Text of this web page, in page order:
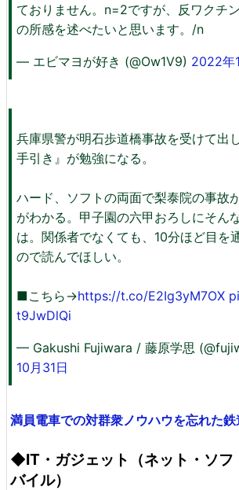
ておりません。n=2ですが、反ワクチ
の所感を述べたいと思います。/n
— エビマヨが好き (@Ow1V9) 2022年
兵庫県警が明石歩道橋事故を受けて出
手引き』が勉強になる。
ハード、ソフトの両面で梨泰院の事故
がわかる。甲子園の六甲おろしにそん
は。関係者でなくても、10分ほど目を
ので読んでほしい。
■こちら→https://t.co/E2Ig3yM7OX
t9JwDlQi
— Gakushi Fujiwara / 藤原学思
10月31日
満員電車での対群衆ノウハウを忘れた
◆IT・ガジェット（ネット・ソフ
バイル）